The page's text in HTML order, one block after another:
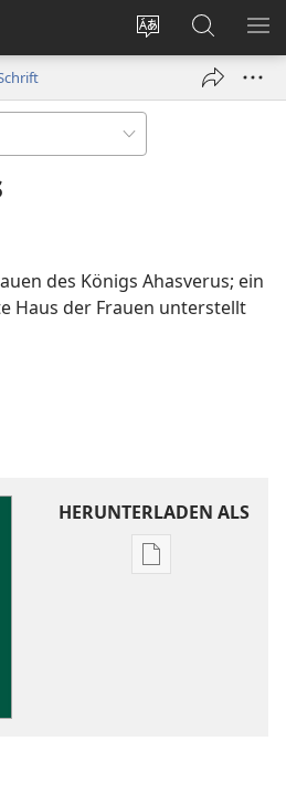
Websitesprache
ändern
Anmelden
(öffnet
Suche
des Königs Ahasverus; ein
Haus der Frauen unterstellt
HERUNTERLADEN ALS